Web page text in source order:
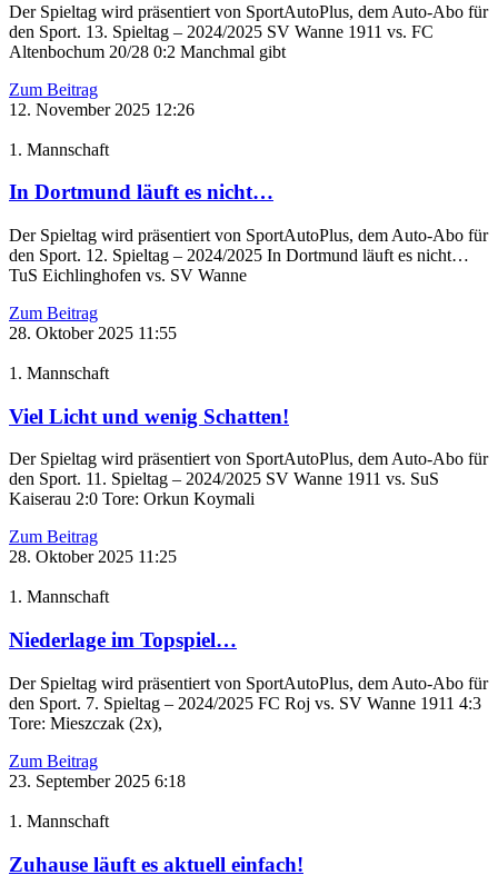
Der Spieltag wird präsentiert von SportAutoPlus, dem Auto-Abo für
den Sport. 13. Spieltag – 2024/2025 SV Wanne 1911 vs. FC
Altenbochum 20/28 0:2 Manchmal gibt
Zum Beitrag
12. November 2025 12:26
1. Mannschaft
In Dortmund läuft es nicht…
Der Spieltag wird präsentiert von SportAutoPlus, dem Auto-Abo für
den Sport. 12. Spieltag – 2024/2025 In Dortmund läuft es nicht…
TuS Eichlinghofen vs. SV Wanne
Zum Beitrag
28. Oktober 2025 11:55
1. Mannschaft
Viel Licht und wenig Schatten!
Der Spieltag wird präsentiert von SportAutoPlus, dem Auto-Abo für
den Sport. 11. Spieltag – 2024/2025 SV Wanne 1911 vs. SuS
Kaiserau 2:0 Tore: Orkun Koymali
Zum Beitrag
28. Oktober 2025 11:25
1. Mannschaft
Niederlage im Topspiel…
Der Spieltag wird präsentiert von SportAutoPlus, dem Auto-Abo für
den Sport. 7. Spieltag – 2024/2025 FC Roj vs. SV Wanne 1911 4:3
Tore: Mieszczak (2x),
Zum Beitrag
23. September 2025 6:18
1. Mannschaft
Zuhause läuft es aktuell einfach!